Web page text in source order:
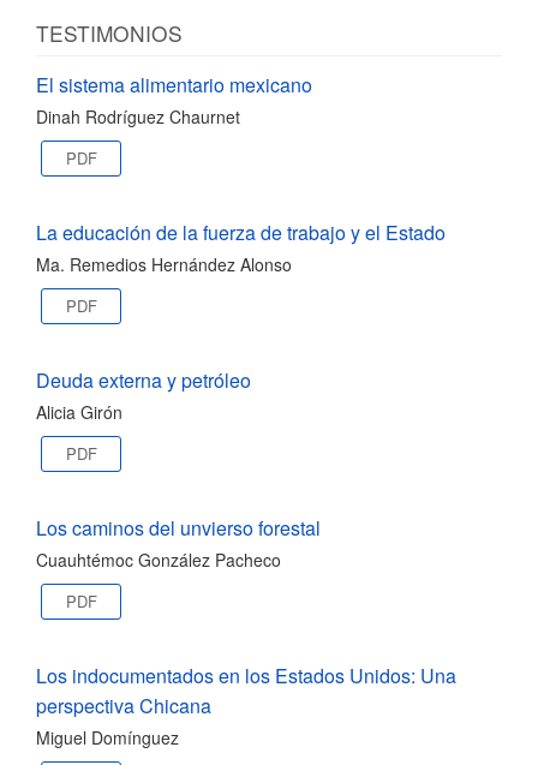
TESTIMONIOS
El sistema alimentario mexicano
Dinah Rodríguez Chaurnet
PDF
La educación de la fuerza de trabajo y el Estado
Ma. Remedios Hernández Alonso
PDF
Deuda externa y petróleo
Alicia Girón
PDF
Los caminos del unvierso forestal
Cuauhtémoc González Pacheco
PDF
Los indocumentados en los Estados Unidos: Una
perspectiva Chicana
Miguel Domínguez